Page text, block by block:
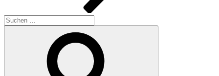
Suchen
nach: